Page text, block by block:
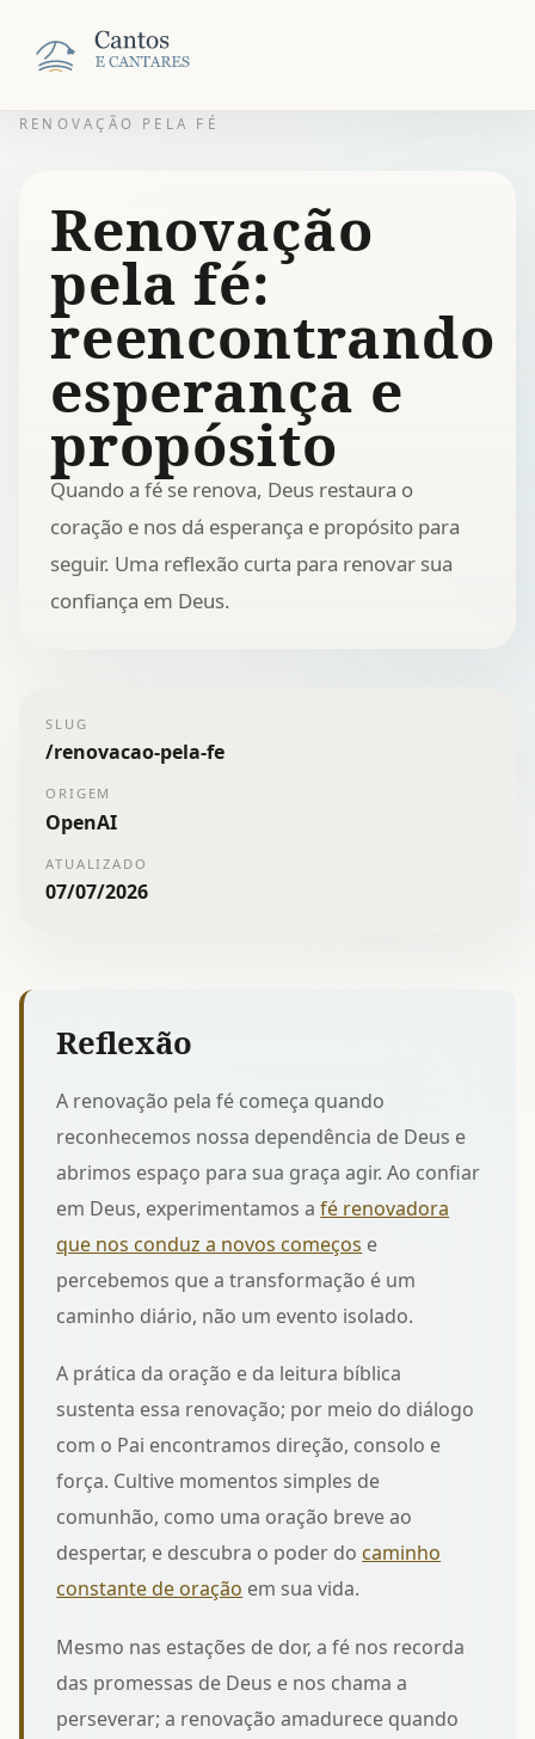
RENOVAÇÃO PELA FÉ
Renovação
pela fé:
reencontrando
esperança e
propósito
Quando a fé se renova, Deus restaura o
coração e nos dá esperança e propósito para
seguir. Uma reflexão curta para renovar sua
confiança em Deus.
SLUG
/renovacao-pela-fe
ORIGEM
OpenAI
ATUALIZADO
07/07/2026
Reflexão
A renovação pela fé começa quando
reconhecemos nossa dependência de Deus e
abrimos espaço para sua graça agir. Ao confiar
em Deus, experimentamos afé renovadora
que nos conduz a novos começos e
percebemos que a transformação é um
caminho diário, não um evento isolado.
A prática da oração e da leitura bíblica
sustenta essa renovação; por meio do diálogo
com o Pai encontramos direção, consolo e
força. Cultive momentos simples de
comunhão, como uma oração breve ao
despertar, e descubra o poder do caminho
constante de oração em sua vida.
Mesmo nas estações de dor, a fé nos recorda
das promessas de Deus e nos chama a
perseverar; a renovação amadurece quando